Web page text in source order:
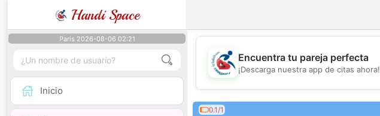
Handi Space
Paris 2026-08-06 02:21
Inicio
💖
Encuentra tu pareja perfecta
¡Descarga nuestra app de citas ahora!
0.1/1